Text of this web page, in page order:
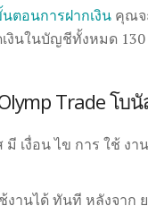
ตอนการฝากเงิน คุณจ
งินในบัญชีทั้งหมด
Trade โบ
มี เงื่อน ไข การ ใช้
งานได้ ทันที หลังจาก